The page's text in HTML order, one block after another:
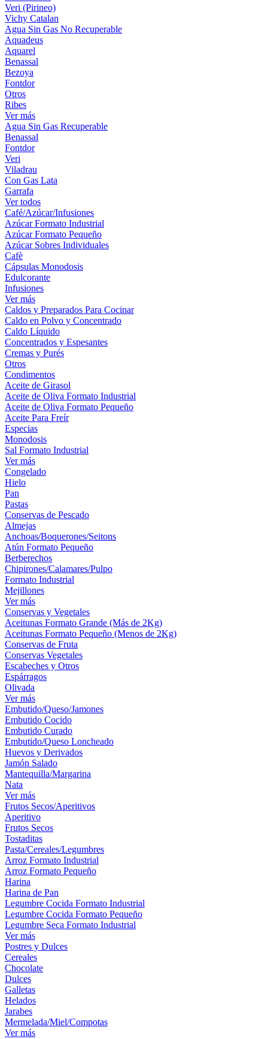
Veri (Pirineo)
Vichy Catalan
Agua Sin Gas No Recuperable
Aquadeus
Aquarel
Benassal
Bezoya
Fontdor
Otros
Ribes
Ver más
Agua Sin Gas Recuperable
Benassal
Fontdor
Veri
Viladrau
Con Gas Lata
Garrafa
Ver todos
Café/Azúcar/Infusiones
Azúcar Formato Industrial
Azúcar Formato Pequeño
Azúcar Sobres Individuales
Cafè
Cápsulas Monodosis
Edulcorante
Infusiones
Ver más
Caldos y Preparados Para Cocinar
Caldo en Polvo y Concentrado
Caldo Líquido
Concentrados y Espesantes
Cremas y Purés
Otros
Condimentos
Aceite de Girasol
Aceite de Oliva Formato Industrial
Aceite de Oliva Formato Pequeño
Aceite Para Freír
Especias
Monodosis
Sal Formato Industrial
Ver más
Congelado
Hielo
Pan
Pastas
Conservas de Pescado
Almejas
Anchoas/Boquerones/Seitons
Atún Formato Pequeño
Berberechos
Chipirones/Calamares/Pulpo
Formato Industrial
Mejillones
Ver más
Conservas y Vegetales
Aceitunas Formato Grande (Más de 2Kg)
Aceitunas Formato Pequeño (Menos de 2Kg)
Conservas de Fruta
Conservas Vegetales
Escabeches y Otros
Espárragos
Olivada
Ver más
Embutido/Queso/Jamones
Embutido Cocido
Embutido Curado
Embutido/Queso Loncheado
Huevos y Derivados
Jamón Salado
Mantequilla/Margarina
Nata
Ver más
Frutos Secos/Aperitivos
Aperitivo
Frutos Secos
Tostaditas
Pasta/Cereales/Legumbres
Arroz Formato Industrial
Arroz Formato Pequeño
Harina
Harina de Pan
Legumbre Cocida Formato Industrial
Legumbre Cocida Formato Pequeño
Legumbre Seca Formato Industrial
Ver más
Postres y Dulces
Cereales
Chocolate
Dulces
Galletas
Helados
Jarabes
Mermelada/Miel/Compotas
Ver más